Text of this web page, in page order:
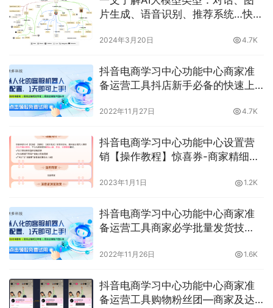
片生成、语音识别、推荐系统…快看
2024年3月20日 4.7K
抖音电商学习中心功能中心商家准
备运营工具抖店新手必备的快速上
诉你如何上手
2022年11月27日 4.7K
抖音电商学习中心功能中心设置营
销【操作教程】惊喜券-商家精细化
多告诉你
2023年1月1日 1.2K
抖音电商学习中心功能中心商家准
备运营工具商家必学批量发货技
率必看！晓多带你了解
2022年11月26日 1.6K
抖音电商学习中心功能中心商家准
备运营工具购物粉丝团—商家及达